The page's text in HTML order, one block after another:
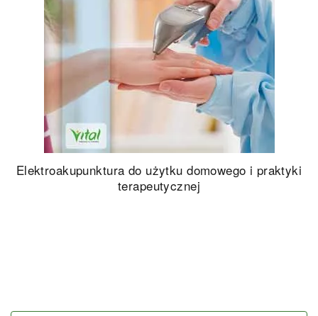
Elektroakupunktura do użytku domowego i praktyki
terapeutycznej